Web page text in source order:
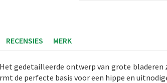
RECENSIES MERK
gedetailleerde ontwerp van grote
de perfecte basis voor een hippe en